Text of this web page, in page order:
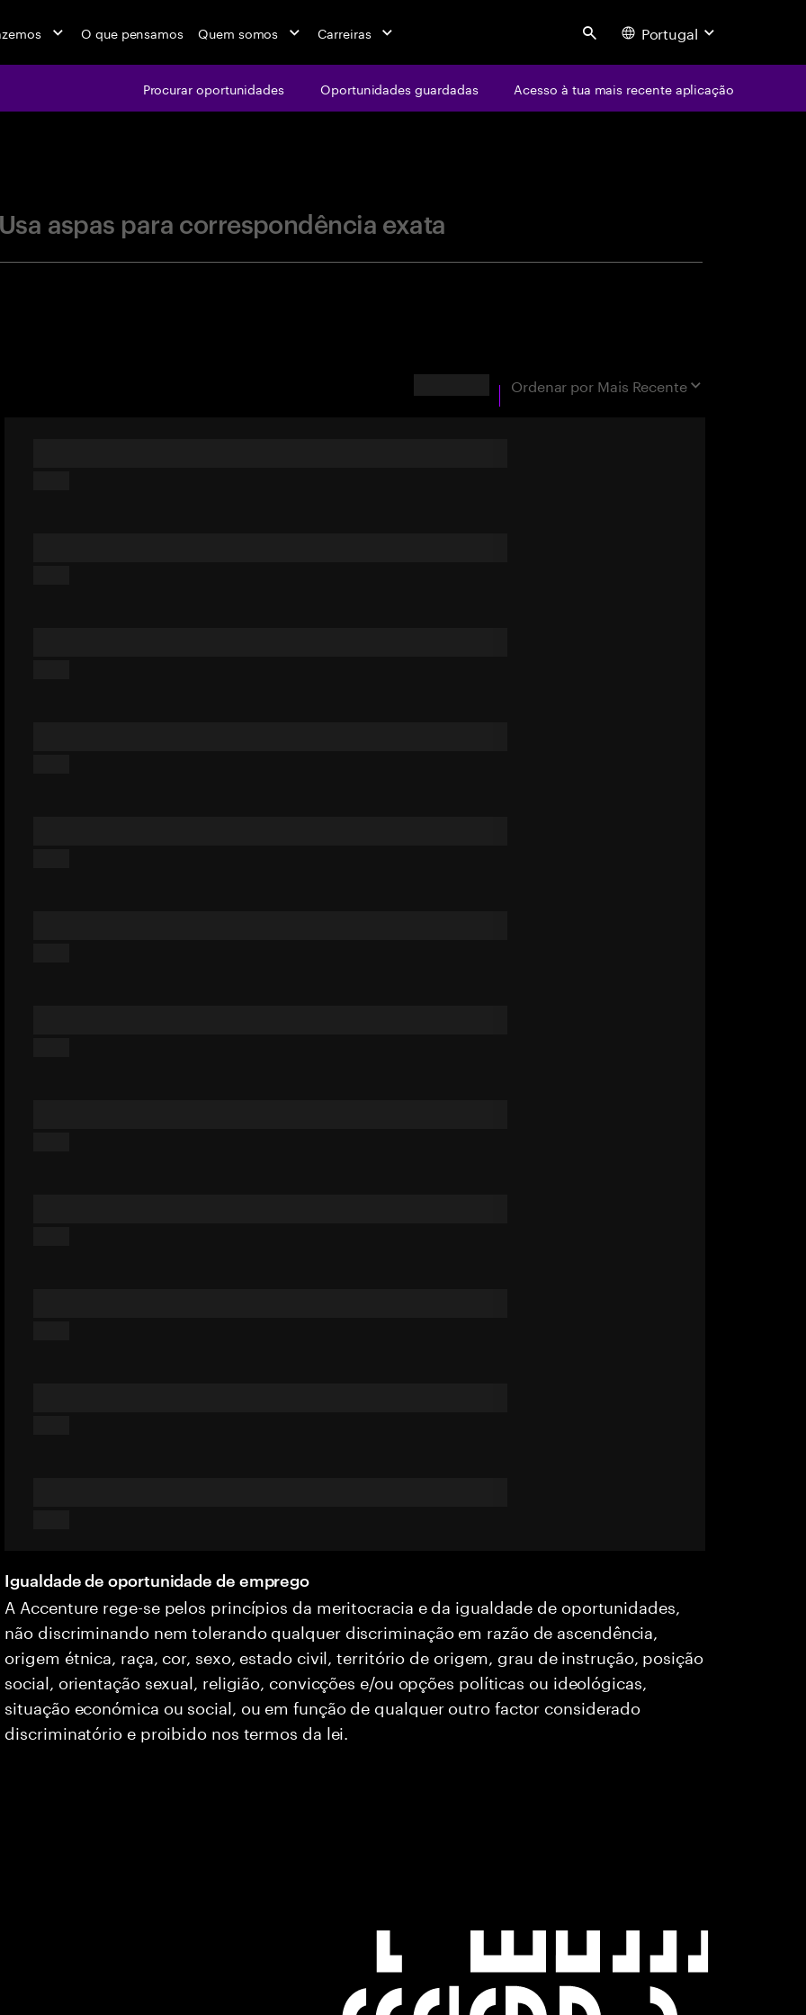
O que pensamos Quem somos Carreiras Search Portugal
Procurar oportunidades Oportunidades guardadas Acesso à tua mais recente aplicação
Usa aspas para correspondência exata
Ordenar por Mais Recente
Igualdade de oportunidade de emprego
A Accenture rege-se pelos princípios da meritocracia e da igualdade de oportunidades,
não discriminando nem tolerando qualquer discriminação em razão de ascendência,
origem étnica, raça, cor, sexo, estado civil, território de origem, grau de instrução, posição
social, orientação sexual, religião, convicções e/ou opções políticas ou ideológicas,
situação económica ou social, ou em função de qualquer outro factor considerado
discriminatório e proibido nos termos da lei.